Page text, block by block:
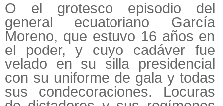
O el grotesco episodio del
general ecuatoriano García
Moreno, que estuvo 16 años en
el poder, y cuyo cadáver fue
velado en su silla presidencial
con su uniforme de gala y todas
sus condecoraciones. Locuras